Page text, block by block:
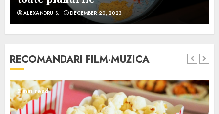
ALEXANDRU S. DECEMBER 20, 2023
RECOMANDARI FILM-MUZICA
3 min read